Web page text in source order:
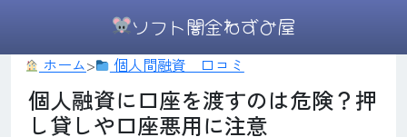
ソフト闇金ねずみ屋
ホーム> 個人間融資 口コミ
個人融資に口座を渡すのは危険？押
し貸しや口座悪用に注意